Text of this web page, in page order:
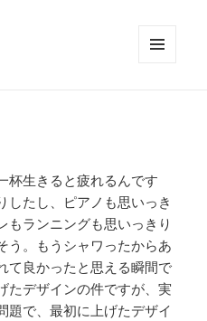
杯生きると疲れるんです
したし、ピアノも思いっき
もランニングも思いっきり
う。もうシャワったからあ
て良かったと思える瞬間で
たデザインの件ですが、実
題で、最初に上げたデザイ